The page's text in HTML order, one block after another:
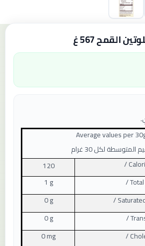
القمح 567 غ
Average values ​​per30
المتوسطة لكل 30 غرام
/
120
/
1 g
/
0 g
/
0 g
/
0 mg